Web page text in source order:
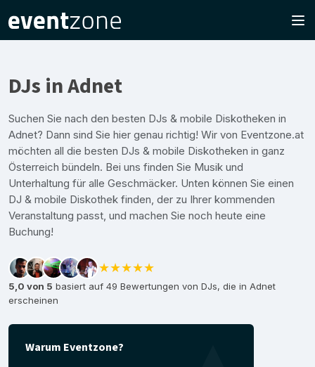
DJs in Adnet
Suchen Sie nach den besten DJs & mobile Diskotheken in
Adnet? Dann sind Sie hier genau richtig! Wir von Eventzone.at
möchten all die besten DJs & mobile Diskotheken in ganz
Österreich bündeln. Bei uns finden Sie Musik und
Unterhaltung für alle Geschmäcker. Unten können Sie einen
DJ & mobile Diskothek finden, der zu Ihrer kommenden
Veranstaltung passt, und machen Sie noch heute eine
Buchung!
★★★★★
5,0 von 5 basiert auf 49 Bewertungen von DJs, die in Adnet
erscheinen
Warum Eventzone?